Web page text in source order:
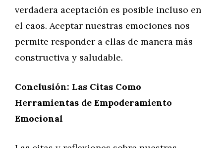
verdadera aceptación es posible incluso en
el caos. Aceptar nuestras emociones nos
permite responder a ellas de manera más
constructiva y saludable.
Conclusión: Las Citas Como
Herramientas de Empoderamiento
Emocional